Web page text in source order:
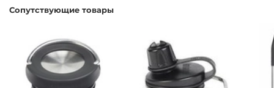
Сопутствующие товары